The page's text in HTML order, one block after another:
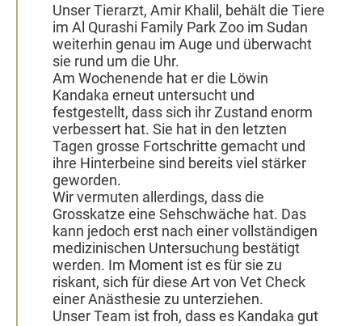
Unser Tierarzt, Amir Khalil, behält die Tiere
im Al Qurashi Family Park Zoo im Sudan
weiterhin genau im Auge und überwacht
sie rund um die Uhr.
Am Wochenende hat er die Löwin
Kandaka erneut untersucht und
festgestellt, dass sich ihr Zustand enorm
verbessert hat. Sie hat in den letzten
Tagen grosse Fortschritte gemacht und
ihre Hinterbeine sind bereits viel stärker
geworden.
Wir vermuten allerdings, dass die
Grosskatze eine Sehschwäche hat. Das
kann jedoch erst nach einer vollständigen
medizinischen Untersuchung bestätigt
werden. Im Moment ist es für sie zu
riskant, sich für diese Art von Vet Check
einer Anästhesie zu unterziehen.
Unser Team ist froh, dass es Kandaka gut